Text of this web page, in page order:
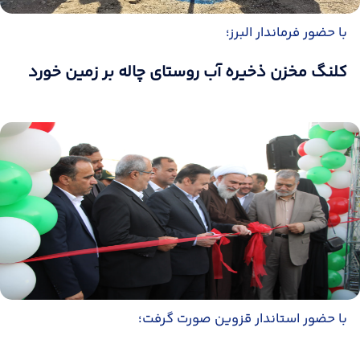
با حضور فرماندار البرز؛
کلنگ مخزن ذخیره آب روستای چاله بر زمین خورد
با حضور استاندار قزوین صورت گرفت؛